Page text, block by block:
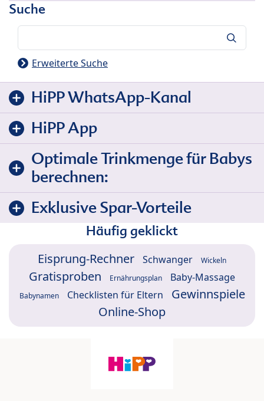
Suche
Erweiterte Suche
HiPP WhatsApp-Kanal
HiPP App
Optimale Trinkmenge für Babys
berechnen:
Exklusive Spar-Vorteile
Häufig geklickt
Eisprung-Rechner Schwanger Wickeln
Gratisproben Ernährungsplan Baby-Massage
Babynamen Checklisten für Eltern
Gewinnspiele
Online-Shop